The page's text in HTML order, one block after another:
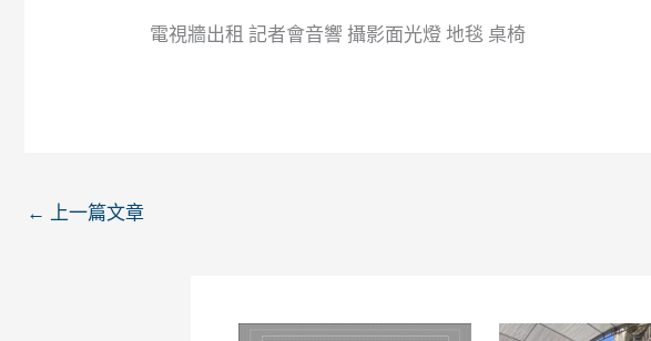
電視牆出租 記者會音響 攝影面光燈 地毯 桌椅
← 上一篇文章